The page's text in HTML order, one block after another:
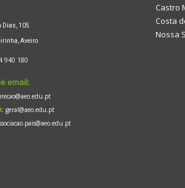
105
Aveiro
940 180
email:
geral@aeo.edu.pt
Castro
Costa
Nossa